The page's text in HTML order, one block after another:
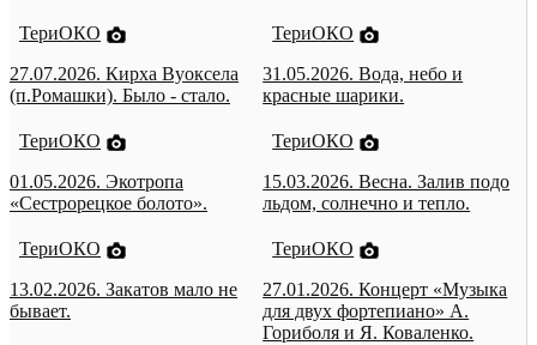
ТериОКО
27.07.2026. Кирха Вуоксела
(п.Ромашки). Было - стало.
ТериОКО
31.05.2026. Вода, небо и
красные шарики.
ТериОКО
01.05.2026. Экотропа
«Сестрорецкое болото».
ТериОКО
15.03.2026. Весна. Залив подо
льдом, солнечно и тепло.
ТериОКО
13.02.2026. Закатов мало не
бывает.
ТериОКО
27.01.2026. Концерт «Музыка
для двух фортепиано» А.
Гориболя и Я. Коваленко.